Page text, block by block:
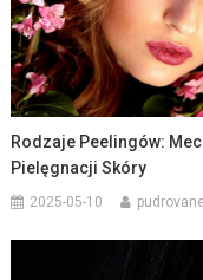
Rodzaje Peelingów:
Pielęgnacji Skóry
2025-05-10